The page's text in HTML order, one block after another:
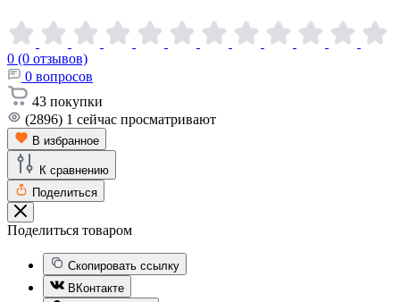
0 (0 отзывов)
0 вопросов
43 покупки
(2896) 1 сейчас просматривают
В избранное
К сравнению
Поделиться
Поделиться товаром
Скопировать ссылку
ВКонтакте